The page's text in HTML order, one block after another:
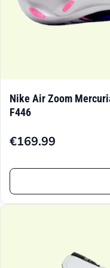
werden
Nike Air Zoom
F446
€169.99
Dieses
Produkt